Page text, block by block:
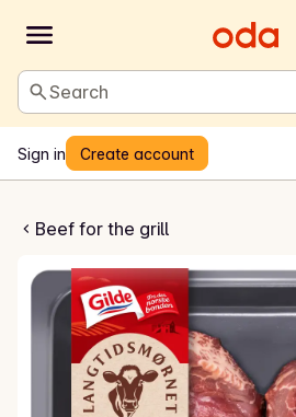
Search
Sign in Create account
Beef for the grill
indrefilet av storfe